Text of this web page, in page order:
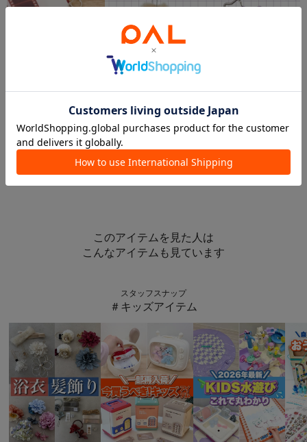
アクリルフォトキーホルダー
¥110 (66%OFF)
SALE
モールドールトレカケースキット
¥220 (33%OFF)
3COINS
¥330
このアイテムを見た人は
こんなアイテムも見ています
スタッフスナップ
＃キッズアイテム